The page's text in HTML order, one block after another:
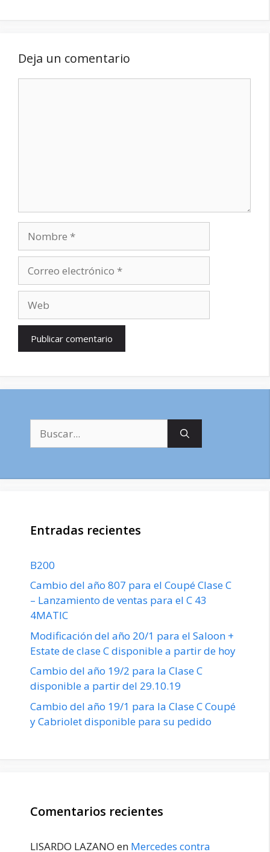
Deja un comentario
electrónico
Entradas recientes
B200
Cambio del año 807 para el Coupé Clase C
– Lanzamiento de ventas para el C 43
4MATIC
Modificación del año 20/1 para el Saloon +
Estate de clase C disponible a partir de hoy
Cambio del año 19/2 para la Clase C
disponible a partir del 29.10.19
Cambio del año 19/1 para la Clase C Coupé
y Cabriolet disponible para su pedido
Comentarios recientes
LISARDO LAZANO en Mercedes contra